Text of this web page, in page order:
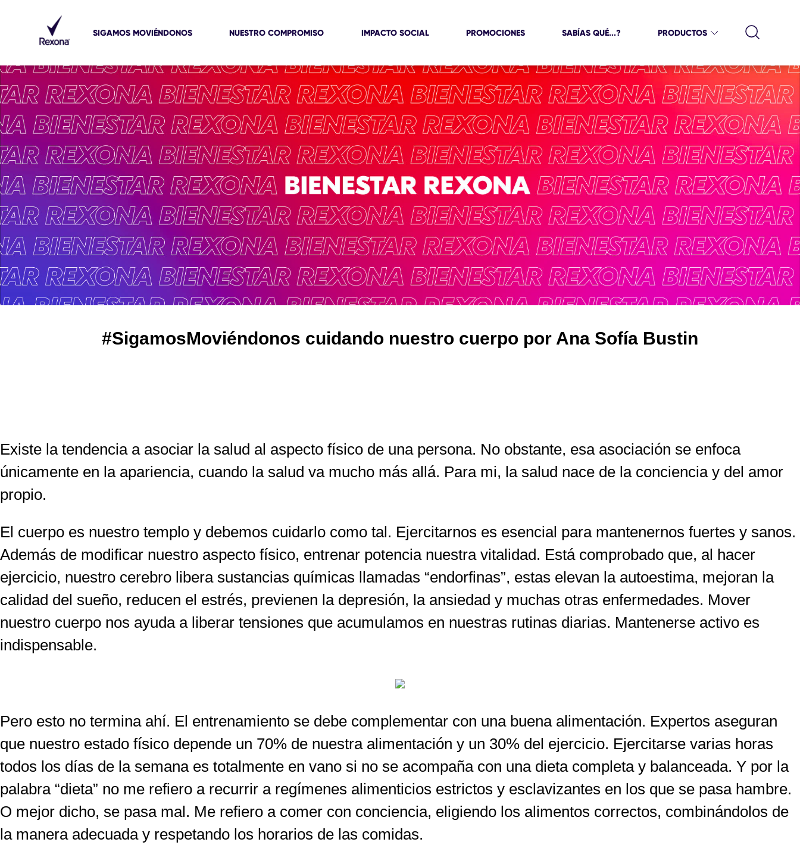
SIGAMOS MOVIÉNDONOS NUESTRO COMPROMISO IMPACTO SOCIAL PROMOCIONES SABÍAS QUÉ...? PRODUCTOS
#SigamosMoviéndonos cuidando nuestro cuerpo por Ana Sofía Bustin
Existe la tendencia a asociar la salud al aspecto físico de una persona. No obstante, esa asociación se enfoca
únicamente en la apariencia, cuando la salud va mucho más allá. Para mi, la salud nace de la conciencia y del amor
propio.
El cuerpo es nuestro templo y debemos cuidarlo como tal. Ejercitarnos es esencial para mantenernos fuertes y sanos.
Además de modificar nuestro aspecto físico, entrenar potencia nuestra vitalidad. Está comprobado que, al hacer
ejercicio, nuestro cerebro libera sustancias químicas llamadas “endorfinas”, estas elevan la autoestima, mejoran la
calidad del sueño, reducen el estrés, previenen la depresión, la ansiedad y muchas otras enfermedades. Mover
nuestro cuerpo nos ayuda a liberar tensiones que acumulamos en nuestras rutinas diarias. Mantenerse activo es
indispensable.
Pero esto no termina ahí. El entrenamiento se debe complementar con una buena alimentación. Expertos aseguran
que nuestro estado físico depende un 70% de nuestra alimentación y un 30% del ejercicio. Ejercitarse varias horas
todos los días de la semana es totalmente en vano si no se acompaña con una dieta completa y balanceada. Y por la
palabra “dieta” no me refiero a recurrir a regímenes alimenticios estrictos y esclavizantes en los que se pasa hambre.
O mejor dicho, se pasa mal. Me refiero a comer con conciencia, eligiendo los alimentos correctos, combinándolos de
la manera adecuada y respetando los horarios de las comidas.